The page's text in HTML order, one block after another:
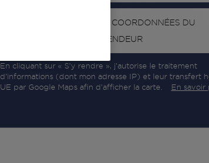
RECEVOIR LES COORDONNÉES DU
REVENDEUR
En cliquant sur « S’y rendre », j’autorise le traitement
d’informations (dont mon adresse IP) et leur transfert
UE par Google Maps afin d’afficher la carte.
En savoir